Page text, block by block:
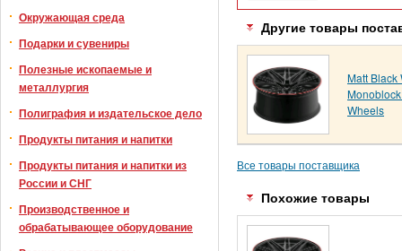
Окружающая среда
Подарки и сувениры
Полезные ископаемые и
металлургия
Полиграфия и издательское дело
Продукты питания и напитки
Продукты питания и напитки из
России и СНГ
Производственное и
обрабатывающее оборудование
Другие товары
Matt Black
Wheels
Все товары поставщика
Похожие товары